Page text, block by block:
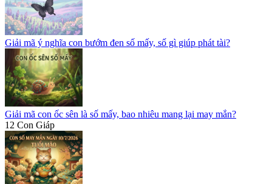
Giải mã ý nghĩa con bướm đen số mấy, số gì giúp phát tài?
Giải mã con ốc sên là số mấy, bao nhiêu mang lại may mắn?
12 Con Giáp